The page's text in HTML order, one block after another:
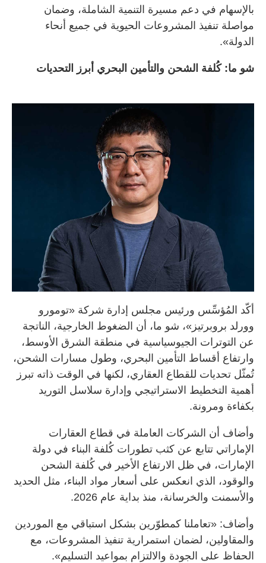
بالإسهام في دعم مسيرة التنمية الشاملة، وضمان
مواصلة تنفيذ المشروعات الحيوية في جميع أنحاء
الدولة».
شو ما: كُلفة الشحن والتأمين البحري أبرز التحديات
أكّد المُؤسِّس ورئيس مجلس إدارة شركة «تومورو
وورلد بروبرتيز»، شو ما، أن الضغوط الخارجية، الناتجة
عن التوترات الجيوسياسية في منطقة الشرق الأوسط،
وارتفاع أقساط التأمين البحري، وطول مسارات الشحن،
تُمثّل تحديات للقطاع العقاري، لكنها في الوقت ذاته تبرز
أهمية التخطيط الاستراتيجي وإدارة سلاسل التوريد
بكفاءة ومرونة.
وأضاف أن الشركات العاملة في قطاع العقارات
الإماراتي تتابع عن كثب تطورات كُلفة البناء في دولة
الإمارات، في ظل الارتفاع الأخير في كُلفة الشحن
والوقود، الذي انعكس على أسعار مواد البناء، مثل الحديد
والأسمنت والخرسانة، منذ بداية عام 2026.
وأضاف: «تعاملنا كمطوّرين بشكل استباقي مع الموردين
والمقاولين، لضمان استمرارية تنفيذ المشروعات، مع
الحفاظ على الجودة والالتزام بمواعيد التسليم».